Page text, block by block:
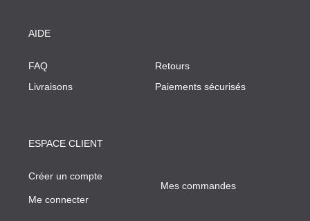
AIDE
FAQ
Livraisons
Retours
Paiements sécurisés
ESPACE CLIENT
Créer un compte
Me connecter
Mes commandes